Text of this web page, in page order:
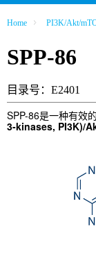
Home PI3K/Akt/
SPP-86
目录号：E2401
SPP-86是一种有效
3-kinases, PI3K)/